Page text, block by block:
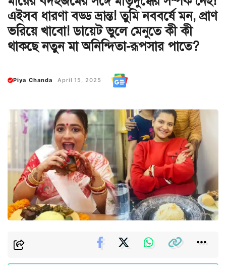
এইসব ধারণা বড্ড ভ্রান্ত! তুমি নববর্ষে মন, প্রাণ
ভরিয়ে খাবো! ডায়েট ভুলে মেনুতে কী কী
থাকছে নতুন মা অনিন্দিতা-রূপসার পাতে?
Piya Chanda April 15, 2025